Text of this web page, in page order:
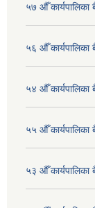
५७ औँ कार्यपालिका
५६ औँ कार्यपालिका
५४ औँ कार्यपालिका
५५ औँ कार्यपालिका
५३ औँ कार्यपालिका